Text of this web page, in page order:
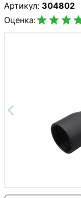
Артикул: 304802
Оценка: